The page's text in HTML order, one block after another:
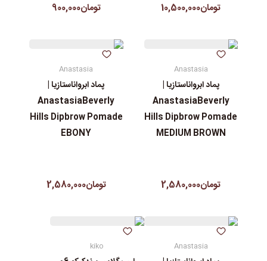
تومان10,500,000 تومان900,000
Anastasia
پماد ابرواناستازیا |
AnastasiaBeverly
Hills Dipbrow Pomade
MEDIUM BROWN
تومان2,580,000
Anastasia
پماد ابرواناستازیا |
AnastasiaBeverly
Hills Dipbrow Pomade
EBONY
تومان2,580,000
Anastasia
kiko